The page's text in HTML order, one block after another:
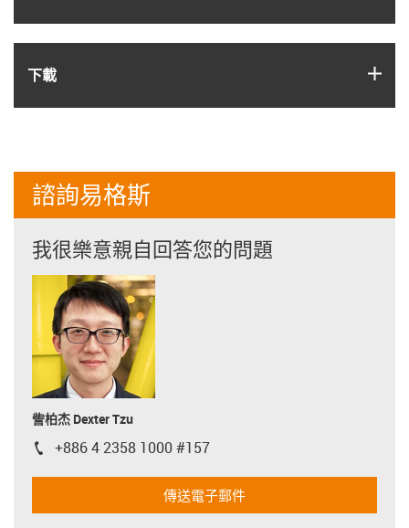
下載
諮詢易格斯
我很樂意親自回答您的問題
訾柏杰 Dexter Tzu
igus-icon-phone
+886 4 2358 1000 #157
傳送電子郵件